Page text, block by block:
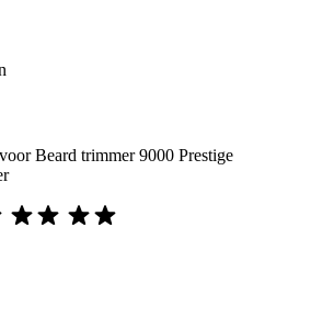
Beard trimmer 9000 Prestige